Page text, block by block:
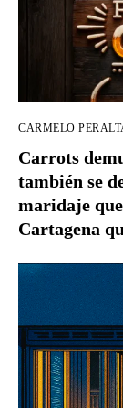
CARMELO
Carrots
también se
maridaje
Cartagena